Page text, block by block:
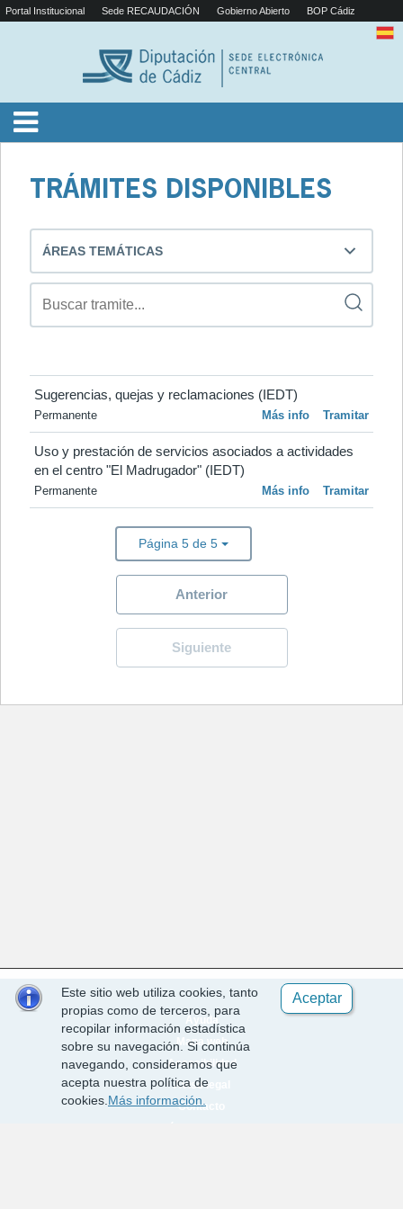
Portal Institucional Sede RECAUDACIÓN Gobierno Abierto BOP Cádiz
TRÁMITES DISPONIBLES
ÁREAS TEMÁTICAS
Sugerencias, quejas y reclamaciones (IEDT)
Permanente Más info Tramitar
Uso y prestación de servicios asociados a actividades
en el centro "El Madrugador" (IEDT)
Permanente Más info Tramitar
Página 5 de 5
Anterior
Siguiente
Aceptar
Este sitio web utiliza cookies, tanto
propias como de terceros, para
recopilar información estadística
sobre su navegación. Si continúa
navegando, consideramos que
acepta nuestra política de
cookies. Más información.
Ayuda
Mapa web
Accesibilidad
Aviso legal
Contacto